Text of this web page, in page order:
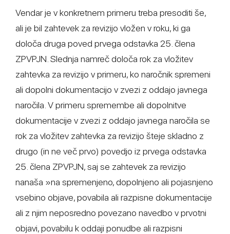
Vendar je v konkretnem primeru treba presoditi še,
ali je bil zahtevek za revizijo vložen v roku, ki ga
določa druga poved prvega odstavka 25. člena
ZPVPJN. Slednja namreč določa rok za vložitev
zahtevka za revizijo v primeru, ko naročnik spremeni
ali dopolni dokumentacijo v zvezi z oddajo javnega
naročila. V primeru spremembe ali dopolnitve
dokumentacije v zvezi z oddajo javnega naročila se
rok za vložitev zahtevka za revizijo šteje skladno z
drugo (in ne več prvo) povedjo iz prvega odstavka
25. člena ZPVPJN, saj se zahtevek za revizijo
nanaša »na spremenjeno, dopolnjeno ali pojasnjeno
vsebino objave, povabila ali razpisne dokumentacije
ali z njim neposredno povezano navedbo v prvotni
objavi, povabilu k oddaji ponudbe ali razpisni